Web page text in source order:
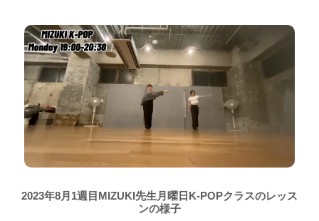
2023年8月1週目MIZUKI先生月曜日K-POPクラスのレッス
ンの様子